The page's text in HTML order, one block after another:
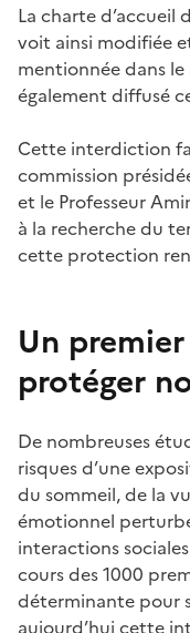
La charte d’accueil
voit ainsi modifiée
mentionnée dans
également diffusé
Cette interdiction
commission
et le Professeur
à la recherche du
cette protection
Un
protéger
De nombreuses
risques d’une
du sommeil, de la
émotionnel
interactions
cours des 1000
déterminante pour
aujourd’hui cette